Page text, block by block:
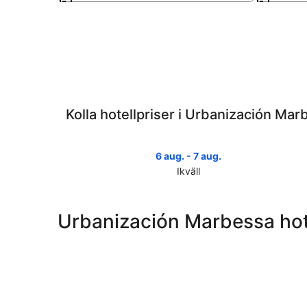
Kolla hotellpriser i Urbanización
6 aug. - 7 aug.
Ikväll
i
Urbanización
Urbanización Marbessa